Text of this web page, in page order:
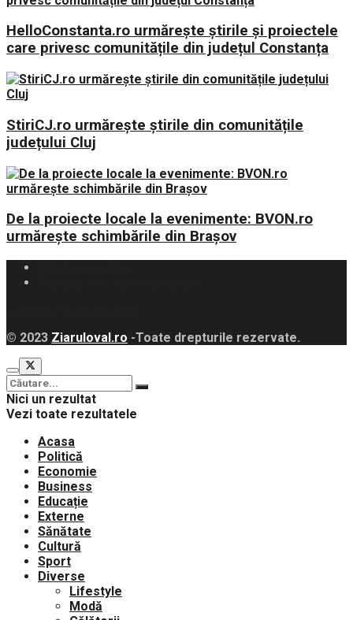
HelloConstanta.ro urmărește știrile și proiectele
care privesc comunitățile din județul Constanța
StiriCJ.ro urmărește știrile din comunitățile
județului Cluj
De la proiecte locale la evenimente: BVON.ro
urmărește schimbările din Brașov
© 2023 Ziaruloval.ro -Toate drepturile rezervate.
Nici un rezultat
Vezi toate rezultatele
Acasa
Politică
Economie
Business
Educație
Externe
Sănătate
Cultură
Sport
Diverse
Lifestyle
Modă